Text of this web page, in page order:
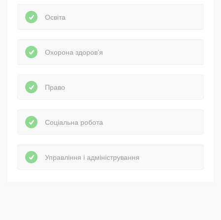
Освіта
Охорона здоров’я
Право
Соціальна робота
Управління і адміністрування